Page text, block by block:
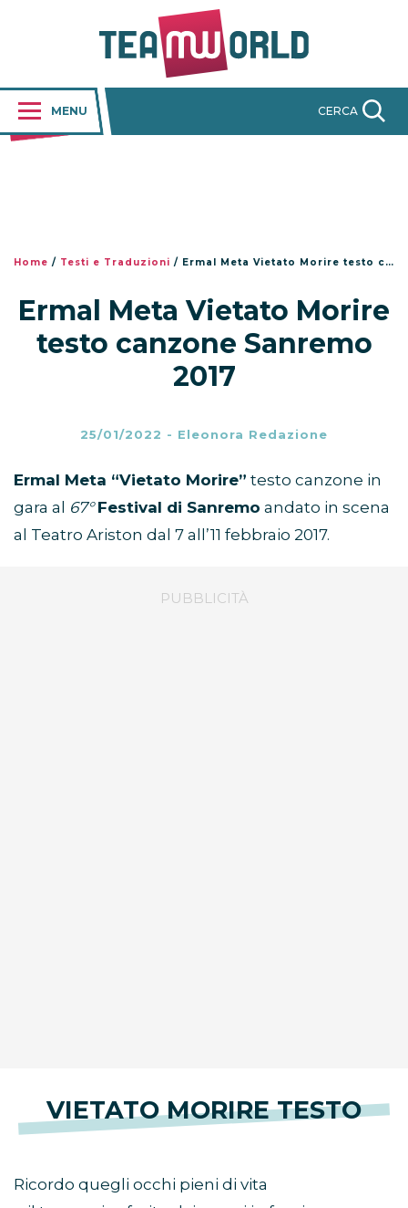
MENU CERCA
Home / Testi e Traduzioni / Ermal Meta Vietato Morire testo canzone Sanremo 2017
Ermal Meta Vietato Morire
testo canzone Sanremo
2017
25/01/2022 - Eleonora Redazione
Ermal Meta “Vietato Morire” testo canzone in
gara al
67° Festival di Sanremo andato in scena
al Teatro Ariston dal 7 all’11 febbraio 2017.
VIETATO MORIRE TESTO
Ricordo quegli occhi pieni di vita